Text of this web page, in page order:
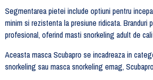
Segmentarea pietei include optiuni pentru
minim si rezistenta la presiune ridicata. Branduri
profesional, oferind masti snorkeling adult de
Aceasta masca Scubapro se incadreaza in
snorkeling sau masca snorkeling emag,